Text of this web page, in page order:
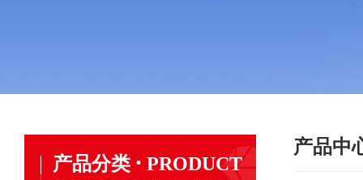
产品分类 · PRODUCT
产品中